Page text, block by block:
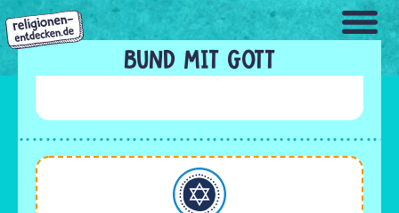
Direkt
zum
Inhalt
BUND MIT GOTT
Judentum